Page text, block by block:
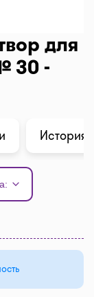
для
30 -
История